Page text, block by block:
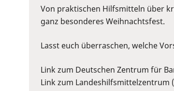
Von praktischen Hilfsmitteln über
ganz besonderes Weihnachtsfest.
Lasst euch überraschen, welche
Link zum Deutschen Zentrum für
Link zum Landeshilfsmittelzentrum